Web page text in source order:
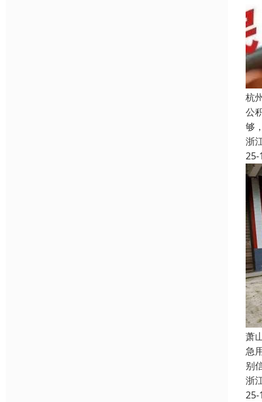
杭
公
够
浙
25-
萧
急
别
浙
25-